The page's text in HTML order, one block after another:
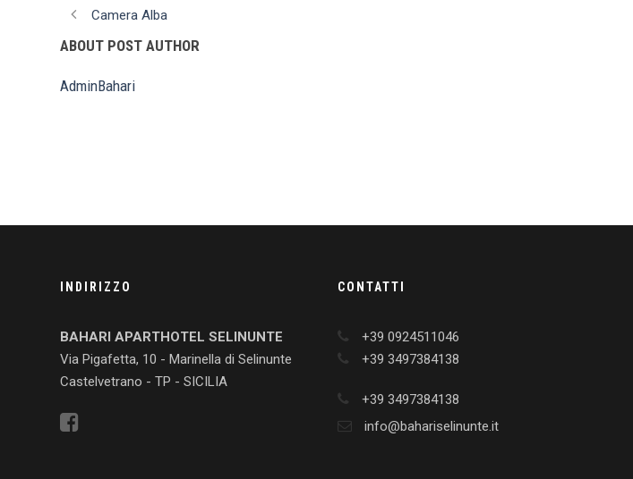
Camera Alba
ABOUT POST AUTHOR
AdminBahari
INDIRIZZO
BAHARI APARTHOTEL SELINUNTE
Via Pigafetta, 10 - Marinella di Selinunte
Castelvetrano - TP - SICILIA
CONTATTI
+39 0924511046
+39 3497384138
+39 3497384138
info@bahariselinunte.it